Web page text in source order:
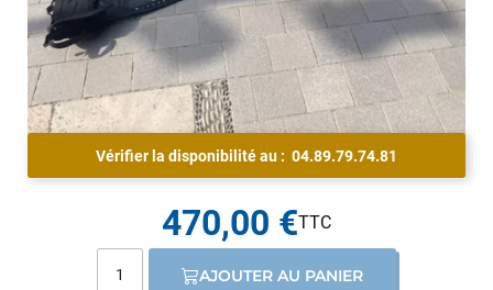
Vérifier la disponibilité au : 04.89.79.74.81
470,00 €
AJOUTER AU PANIER